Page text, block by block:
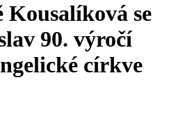
Kousalíková se
90. výročí
církve